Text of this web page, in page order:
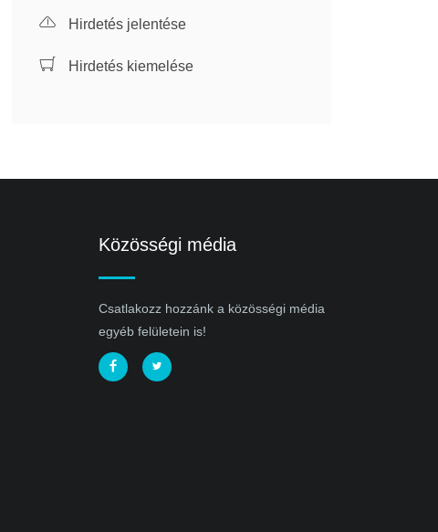
Hirdetés jelentése
Hirdetés kiemelése
Közösségi média
Csatlakozz hozzánk a közösségi média
egyéb felületein is!